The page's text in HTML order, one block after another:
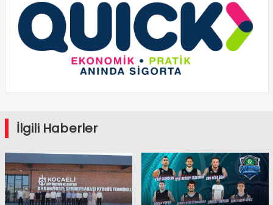
İlgili Haberler